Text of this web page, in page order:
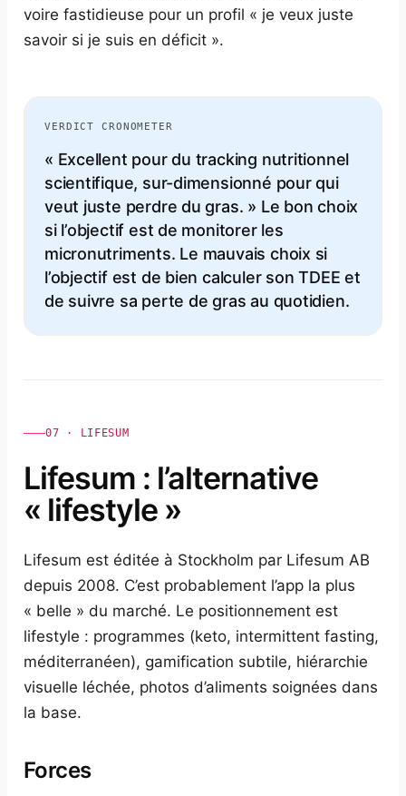
voire fastidieuse pour un profil « je veux juste
savoir si je suis en déficit ».
VERDICT CRONOMETER
« Excellent pour du tracking nutritionnel
scientifique, sur-dimensionné pour qui
veut juste perdre du gras. » Le bon choix
si l’objectif est de monitorer les
micronutriments. Le mauvais choix si
l’objectif est de bien calculer son TDEE et
de suivre sa perte de gras au quotidien.
07 · LIFESUM
Lifesum : l’alternative
« lifestyle »
Lifesum est éditée à Stockholm par Lifesum AB
depuis 2008. C’est probablement l’app la plus
« belle » du marché. Le positionnement est
lifestyle : programmes (keto, intermittent fasting,
méditerranéen), gamification subtile, hiérarchie
visuelle léchée, photos d’aliments soignées dans
la base.
Forces